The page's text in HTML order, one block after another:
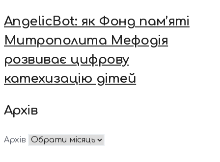
AngelicBot: як Фонд пам’яті
Митрополита Мефодія
розвиває цифрову
катехизацію дітей
Архів
Архів